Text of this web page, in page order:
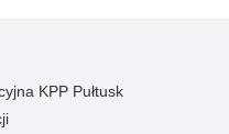
KPP Pułtusk